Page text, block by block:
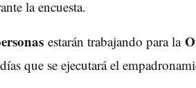
la encuesta.
estarán trabajando para la
que se ejecutará el